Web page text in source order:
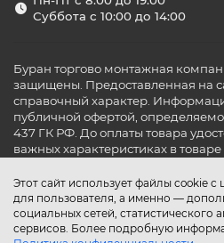
Этот сайт использует файлы cookie
для пользователя, а именно —
социальных сетей, статистического
сервисов. Более подробную
Суббота с 10:00 до 14:00
Буран торгово монтажная
защищены. Предоставленная на
справочный характер.
публичной офертой,
437 ГК РФ. До оплаты товара
важных характеристиках в товаре